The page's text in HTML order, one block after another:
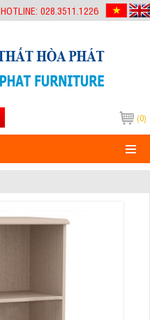
HOTLINE: 028.3511.1226
(0)